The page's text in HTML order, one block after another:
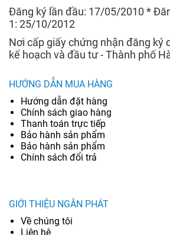
Đăng ký lần đầu: 17/05/2010 *
1: 25/10/2012
Nơi cấp giấy chứng nhận đăng ký
kế hoạch và đầu tư - Thành phố
HƯỚNG DẪN MUA HÀNG
Hướng dẫn đặt hàng
Chính sách giao hàng
Thanh toán trực tiếp
Bảo hành sản phẩm
Bảo hành sản phẩm
Chính sách đổi trả
GIỚI THIỆU NGÂN PHÁT
Về chúng tôi
Liên hệ